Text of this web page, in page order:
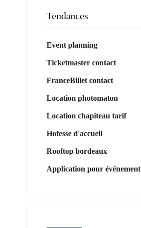
Tendances
Event planning
Ticketmaster contact
FranceBillet contact
Location photomaton
Location chapiteau tarif
Hotesse d'accueil
Rooftop bordeaux
Application pour événement